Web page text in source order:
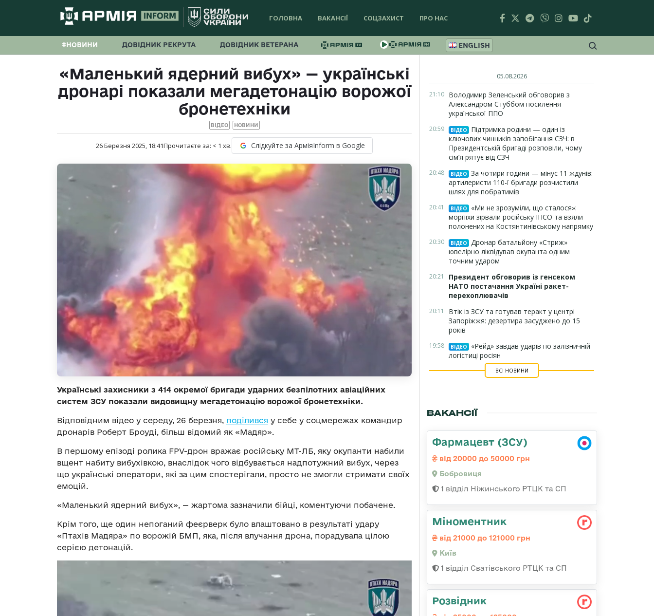
ГОЛОВНА ВАКАНСІЇ СОЦЗАХИСТ ПРО НАС
#НОВИНИ ДОВІДНИК РЕКРУТА ДОВІДНИК ВЕТЕРАНА ENGLISH
«Маленький ядерний вибух» — українські
дронарі показали мегадетонацію ворожої
бронетехніки
ВІДЕО НОВИНИ
26 Березня 2025, 18:41Прочитаєте за: < 1 хв. Слідкуйте за АрміяInform в Google
Українські захисники з 414 окремої бригади ударних безпілотних авіаційних
систем ЗСУ показали видовищну мегадетонацію ворожої бронетехніки.
Відповідним відео у середу, 26 березня, поділився у себе у соцмережах командир
дронарів Роберт Броуді, більш відомий як «Мадяр».
В першому епізоді ролика FPV-дрон вражає російську МТ-ЛБ, яку окупанти набили
вщент набиту вибухівкою, внаслідок чого відбувається надпотужний вибух, через
що українські оператори, які за цим спостерігали, просто не змогли стримати своїх
емоцій.
«Маленький ядерний вибух», — жартома зазначили бійці, коментуючи побачене.
Крім того, ще один непоганий феєрверк було влаштовано в результаті удару
«Птахів Мадяра» по ворожій БМП, яка, після влучання дрона, порадувала цілою
серією детонацій.
05.08.2026
21:10 Володимир Зеленський обговорив з
Александром Стуббом посилення
української ППО
20:59 ВІДЕО
Підтримка родини — один із
ключових чинників запобігання СЗЧ: в
Президентській бригаді розповіли, чому
сім’я рятує від СЗЧ
20:48 ВІДЕО
За чотири години — мінус 11 ждунів:
артилеристи 110-ї бригади розчистили
шлях для побратимів
20:41 ВІДЕО
«Ми не зрозуміли, що сталося»:
морпіхи зірвали російську ІПСО та взяли
полонених на Костянтинівському напрямку
20:30 ВІДЕО
Дронар батальйону «Стриж»
ювелірно ліквідував окупанта одним
точним ударом
20:21
Президент обговорив із генсеком
НАТО постачання Україні ракет-
перехоплювачів
20:11
Втік із ЗСУ та готував теракт у центрі
Запоріжжя: дезертира засуджено до 15
років
19:58 ВІДЕО
«Рейд» завдав ударів по залізничній
логістиці росіян
ВСІ НОВИНИ
ВАКАНСІЇ
Фармацевт (ЗСУ)
від 20000 до 50000 грн
Бобровиця
1 відділ Ніжинського РТЦК та СП
Міноментник
від 21000 до 121000 грн
Київ
1 відділ Сватівського РТЦК та СП
Розвідник